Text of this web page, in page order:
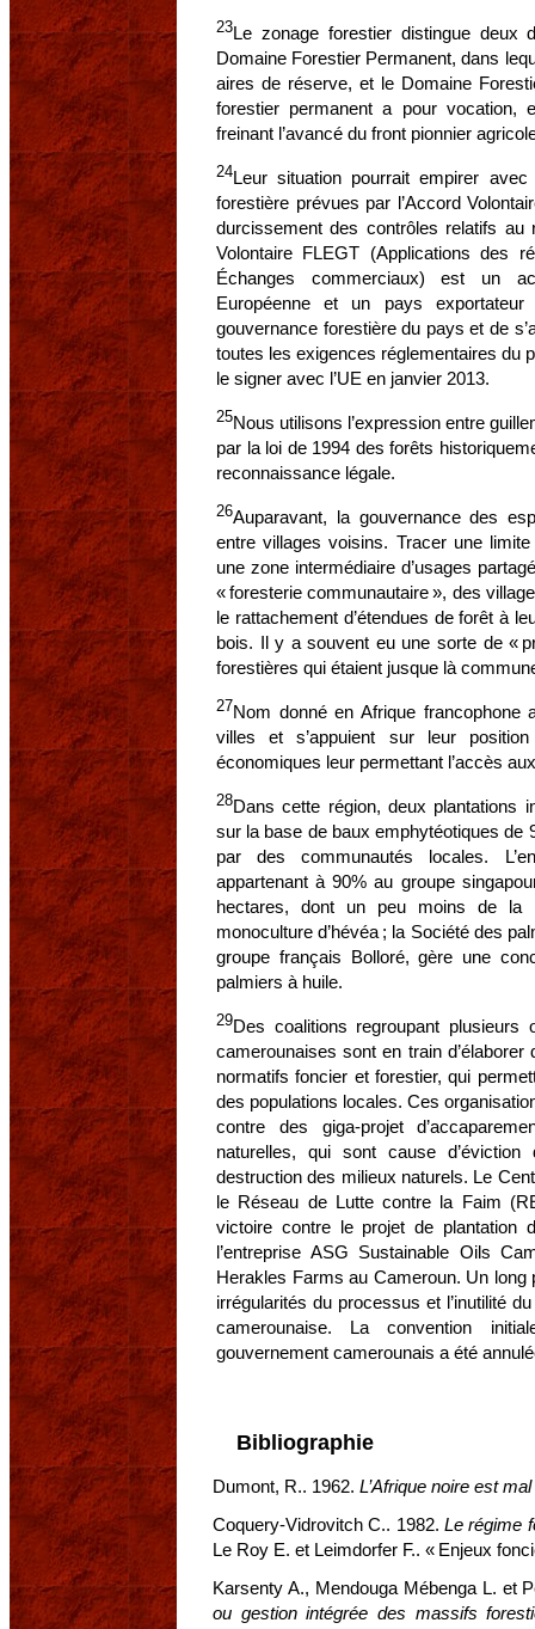
23Le zonage forestier distingue deux
Domaine Forestier Permanent, dans
aires de réserve, et le Domaine
forestier permanent a pour vocation,
freinant l’avancé du front pionnier
24Leur situation pourrait empirer
forestière prévues par l’Accord
durcissement des contrôles relatifs au
Volontaire FLEGT (Applications des
Échanges commerciaux) est un
Européenne et un pays
gouvernance forestière du pays et de
toutes les exigences réglementaires du
le signer avec l’UE en janvier 2013.
25Nous utilisons l’expression entre
par la loi de 1994 des forêts
reconnaissance légale.
26Auparavant, la gouvernance des
entre villages voisins. Tracer une
une zone intermédiaire d’usages
« foresterie communautaire », des
le rattachement d’étendues de forêt à
bois. Il y a souvent eu une sorte de «
forestières qui étaient jusque là
27Nom donné en Afrique
villes et s’appuient sur leur
économiques leur permettant l’accès
28Dans cette région, deux plantations
sur la base de baux emphytéotiques de
par des communautés locales.
appartenant à 90% au groupe
hectares, dont un peu moins de la
monoculture d’hévéa ; la Société des
groupe français Bolloré, gère une
palmiers à huile.
29Des coalitions regroupant
camerounaises sont en train
normatifs foncier et forestier, qui
des populations locales. Ces
contre des giga-projet
naturelles, qui sont cause
destruction des milieux naturels. Le
le Réseau de Lutte contre la Faim
victoire contre le projet de plantation
l’entreprise ASG Sustainable Oils
Herakles Farms au Cameroun. Un
irrégularités du processus et l’inutilité
camerounaise. La convention
gouvernement camerounais a été
Bibliographie
Dumont, R.. 1962. L’Afrique noire est
Coquery-Vidrovitch C.. 1982. Le régime
Le Roy E. et Leimdorfer F.. « Enjeux
Karsenty A., Mendouga Mébenga L. et
ou gestion intégrée des massifs